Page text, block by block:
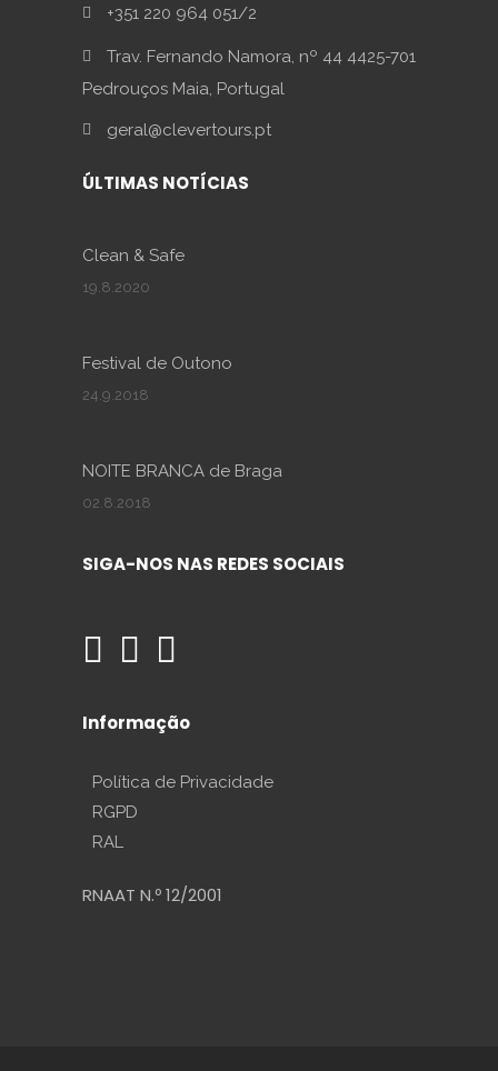
+351 220 964 051/2
Trav. Fernando Namora, nº 44 4425-701
Pedrouços Maia, Portugal
geral@clevertours.pt
ÚLTIMAS NOTÍCIAS
Clean & Safe
19.8.2020
Festival de Outono
24.9.2018
NOITE BRANCA de Braga
02.8.2018
SIGA-NOS NAS REDES SOCIAIS
Informação
Política de Privacidade
RGPD
RAL
RNAAT N.º 12/2001